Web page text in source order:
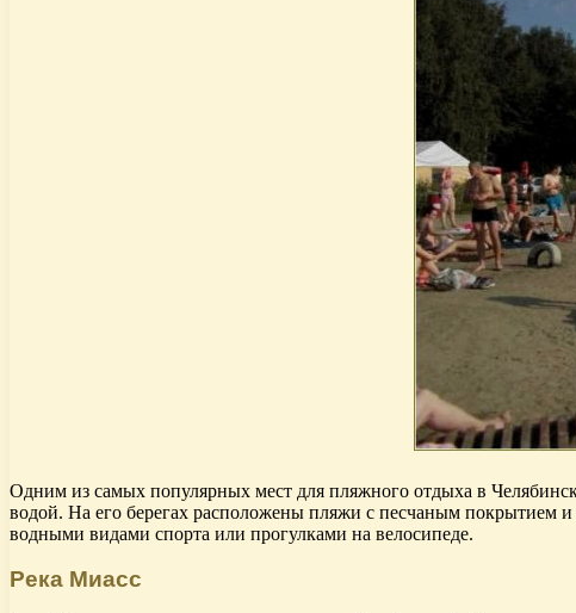
Одним из самых популярных мест для пляжного отдыха в
водой. На его берегах расположены пляжи с песчаным покрытием и
водными видами спорта или прогулками на велосипеде.
Река Миасс